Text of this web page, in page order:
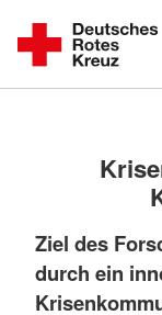
Ziel des
durch ein